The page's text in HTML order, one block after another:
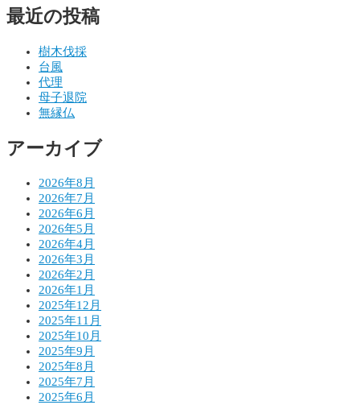
ビ
ン
最近の投稿
樹木伐採
台風
代理
母子退院
無縁仏
アーカイブ
2026年8月
2026年7月
2026年6月
2026年5月
2026年4月
2026年3月
2026年2月
2026年1月
2025年12月
2025年11月
2025年10月
2025年9月
2025年8月
2025年7月
2025年6月